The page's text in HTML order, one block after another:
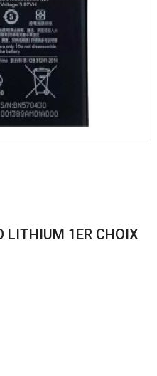
LITHIUM 1ER CHOIX